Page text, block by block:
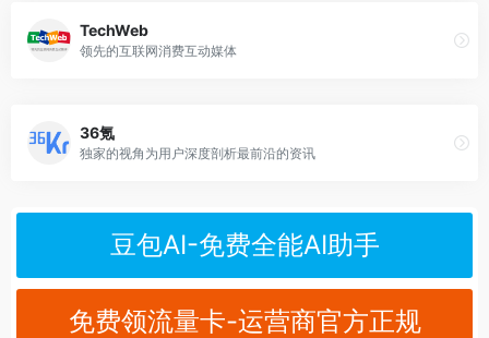
TechWeb
领先的互联网消费互动媒体
36氪
独家的视角为用户深度剖析最前沿的资讯
豆包AI-免费全能AI助手
免费领流量卡-运营商官方正规